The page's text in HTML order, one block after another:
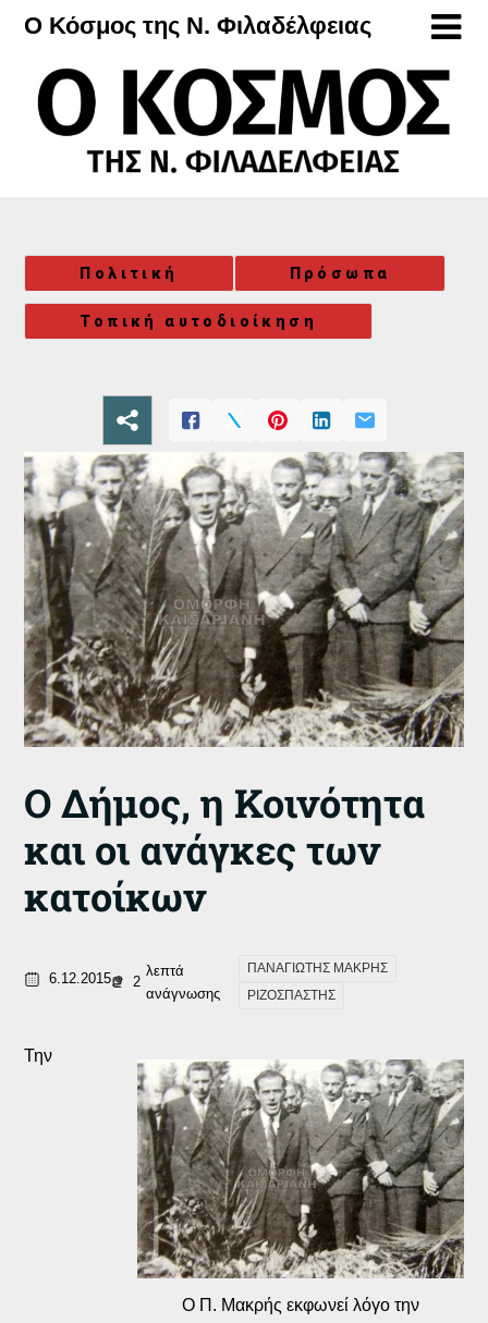
Μετάβαση
περιεχόμενο
Ο Κόσμος της Ν. Φιλαδέλφειας
Πολιτική Πρόσωπα
Τοπική αυτοδιοίκηση
Ο Δήμος, η Κοινότητα
και οι ανάγκες των
κατοίκων
6.12.2015 2
λεπτά
ανάγνωσης
ΠΑΝΑΓΙΩΤΗΣ ΜΑΚΡΗΣ
ΡΙΖΟΣΠΑΣΤΗΣ
Ο Π. Μακρής εκφωνεί λόγο την
Την